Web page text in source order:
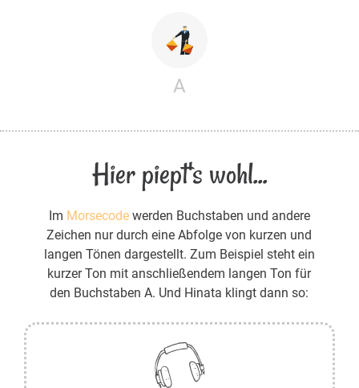
A
Hier piept's wohl...
Im Morsecodewerden Buchstaben und andere
Zeichen nur durch eine Abfolge von kurzen und
langen Tönen dargestellt. Zum Beispiel steht ein
kurzer Ton mit anschließendem langen Ton für
den Buchstaben A. Und Hinata klingt dann so: